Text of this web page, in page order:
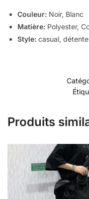
Couleur: Noir, Blanc
Matière: Polyester,
Style: casual,
Produits